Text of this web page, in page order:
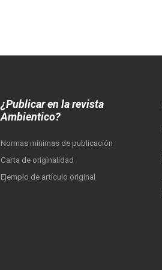
¿Publicar en la revista
Ambientico?
Normas mínimas de publicación
Carta de originalidad
Ejemplo de artículo original